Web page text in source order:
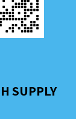
SUPPLY